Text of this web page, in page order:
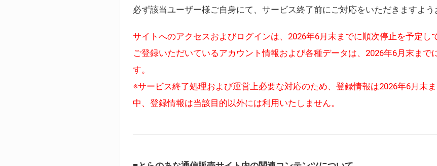
必ず該当ユーザー様ご自身にて、サービス終了前にご対応をいただきますよう
サイトへのアクセスおよびログインは、2026年6月末までに順次停止を予定し
ご登録いただいているアカウント情報および各種データは、2026年6月末まで
す。
※サービス終了処理および運営上必要な対応のため、登録情報は2026年6月末
中、登録情報は当該目的以外には利用いたしません。